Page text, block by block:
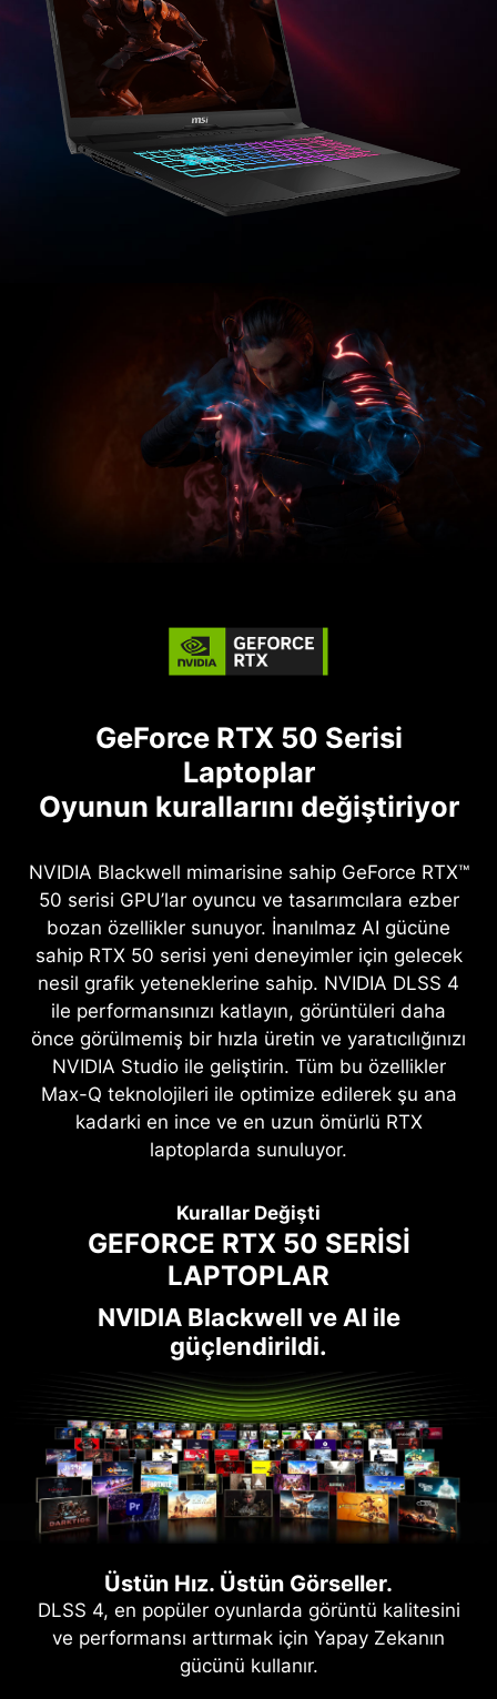
GeForce RTX 50 Serisi
Laptoplar
Oyunun kurallarını değiştiriyor
NVIDIA Blackwell mimarisine sahip GeForce RTX™
50 serisi GPU’lar oyuncu ve tasarımcılara ezber
bozan özellikler sunuyor. İnanılmaz AI gücüne
sahip RTX 50 serisi yeni deneyimler için gelecek
nesil grafik yeteneklerine sahip. NVIDIA DLSS 4
ile performansınızı katlayın, görüntüleri daha
önce görülmemiş bir hızla üretin ve yaratıcılığınızı
NVIDIA Studio ile geliştirin. Tüm bu özellikler
Max-Q teknolojileri ile optimize edilerek şu ana
kadarki en ince ve en uzun ömürlü RTX
laptoplarda sunuluyor.
Kurallar Değişti
GEFORCE RTX 50 SERİSİ
LAPTOPLAR
NVIDIA Blackwell ve AI ile
güçlendirildi.
Üstün Hız. Üstün Görseller.
DLSS 4, en popüler oyunlarda görüntü kalitesini
ve performansı arttırmak için Yapay Zekanın
gücünü kullanır.